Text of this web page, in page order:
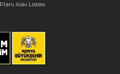
Askı Listesi